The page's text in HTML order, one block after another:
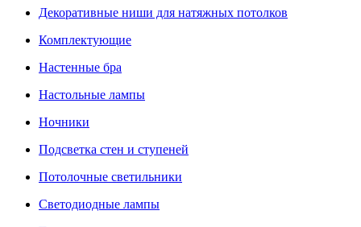
Декоративные ниши для натяжных потолков
Комплектующие
Настенные бра
Настольные лампы
Ночники
Подсветка стен и ступеней
Потолочные светильники
Светодиодные лампы